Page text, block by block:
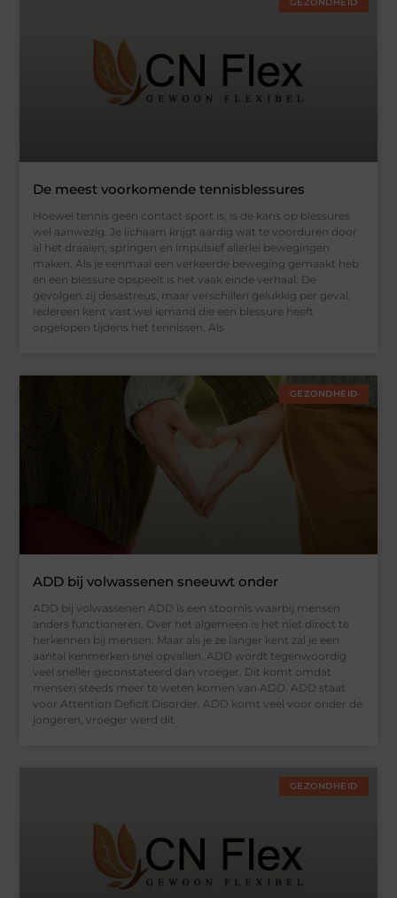
De meest voorkomende tennisblessures
Hoewel tennis geen contact sport is, is de kans op blessures
wel aanwezig. Je lichaam krijgt aardig wat te voorduren door
al het draaien, springen en impulsief allerlei bewegingen
maken. Als je eenmaal een verkeerde beweging gemaakt heb
en een blessure opspeelt is het vaak einde verhaal. De
gevolgen zij desastreus, maar verschillen gelukkig per geval.
Iedereen kent vast wel iemand die een blessure heeft
opgelopen tijdens het tennissen. Als
GEZONDHEID
ADD bij volwassenen sneeuwt onder
ADD bij volwassenen ADD is een stoornis waarbij mensen
anders functioneren. Over het algemeen is het niet direct te
herkennen bij mensen. Maar als je ze langer kent zal je een
aantal kenmerken snel opvallen. ADD wordt tegenwoordig
veel sneller geconstateerd dan vroeger. Dit komt omdat
mensen steeds meer te weten komen van ADD. ADD staat
voor Attention Deficit Disorder. ADD komt veel voor onder de
jongeren, vroeger werd dit
GEZONDHEID